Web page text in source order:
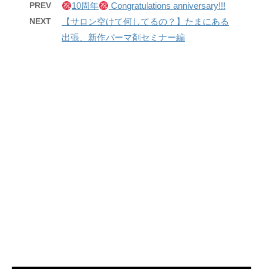
PREV 10周年 Congratulations anniversary!!!
NEXT
【サロン空けて何してるの？】たまにある
出張、新作パーマ剤セミナー編